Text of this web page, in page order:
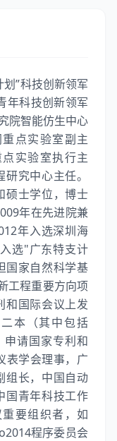
”科技创新领军
年科技创新领军
院智能仿生中心
点实验室副主
实验室执行主
究中心主任。
硕士学位，博士
年在先进院兼
年入选深圳海
选"广东特支计
国家自然科学基
工程重要方向项
和国际会议上发
本（其中包括
请国家专利和
表学会理事，广
组长，中国自动
国青年科技工作
要组织者，如
程序委员会